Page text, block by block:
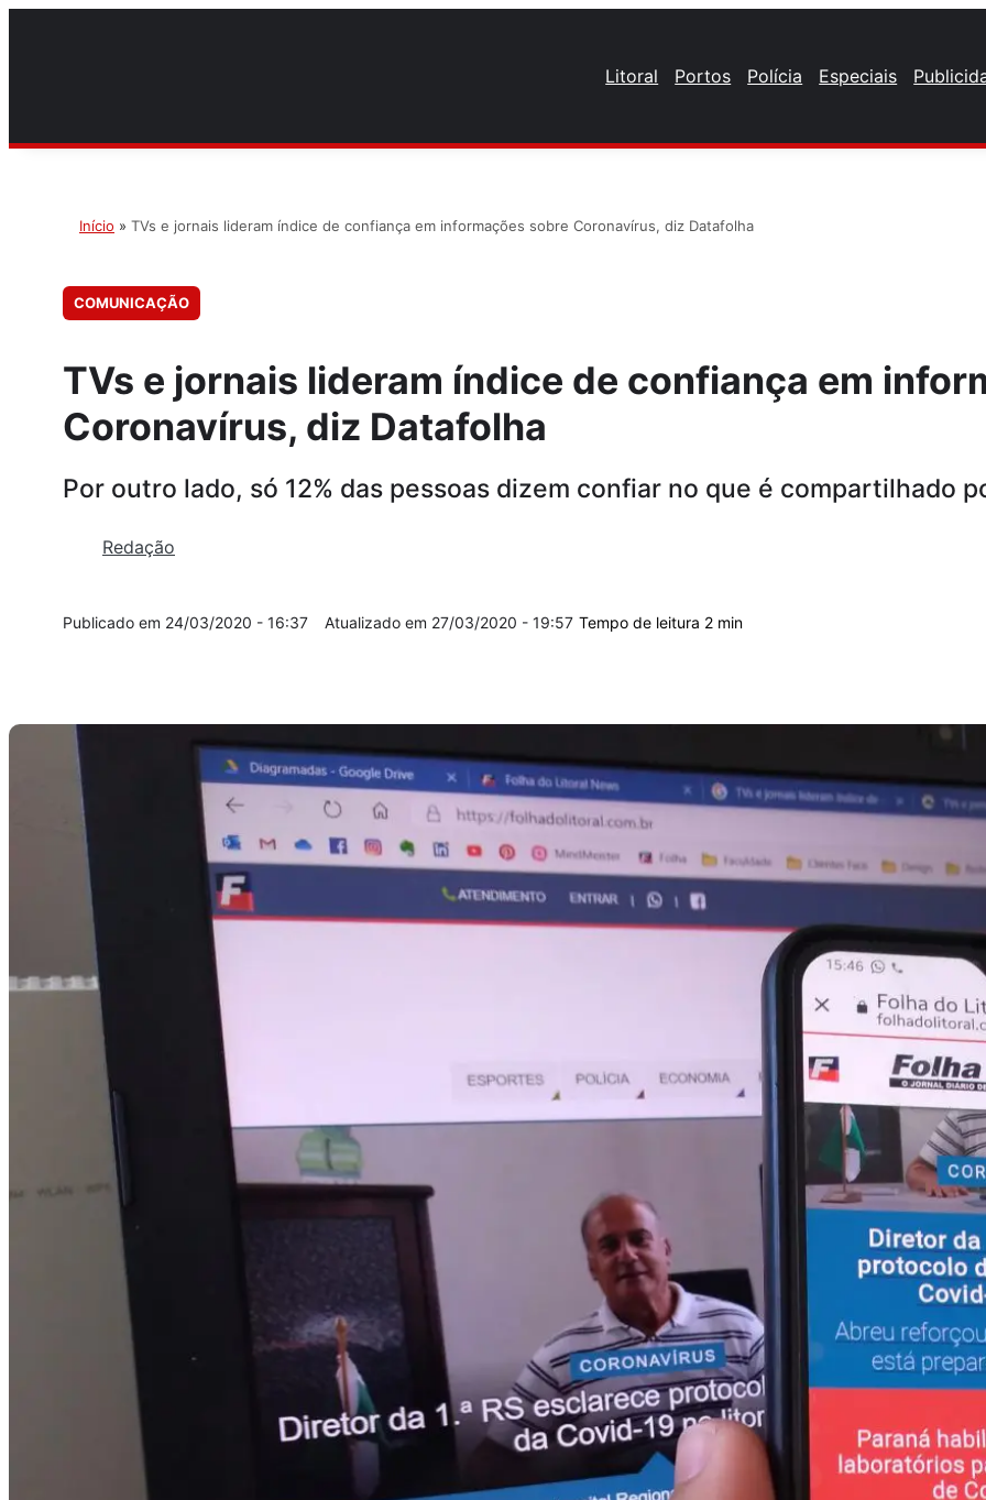
Litoral Portos Polícia Especiais
Início » TVs e jornais lideram índice de confiança em informações sobre Coronavírus, diz Datafolha
COMUNICAÇÃO
TVs e jornais lideram índice de confiança em
Coronavírus, diz Datafolha
Por outro lado, só 12% das pessoas dizem confiar no que é compartilhado
Redação
24/03/2020 - 16:37 27/03/2020 - 19:57